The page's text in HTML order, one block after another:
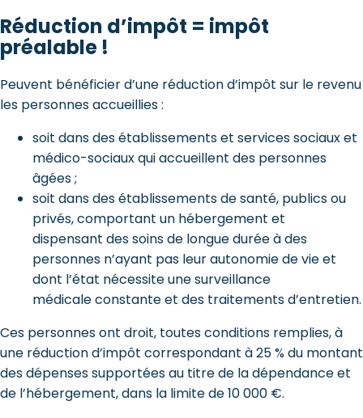
Réduction d’impôt = impôt
préalable !
Peuvent bénéficier d’une réduction d’impôt sur le revenu
les personnes accueillies :
soit dans des établissements et services sociaux et
médico-sociaux qui accueillent des personnes
âgées ;
soit dans des établissements de santé, publics ou
privés, comportant un hébergement et
dispensant des soins de longue durée à des
personnes n’ayant pas leur autonomie de vie et
dont l’état nécessite une surveillance
médicale constante et des traitements d’entretien.
Ces personnes ont droit, toutes conditions remplies, à
une réduction d’impôt correspondant à 25 % du montant
des dépenses supportées au titre de la dépendance et
de l’hébergement, dans la limite de 10 000 €.